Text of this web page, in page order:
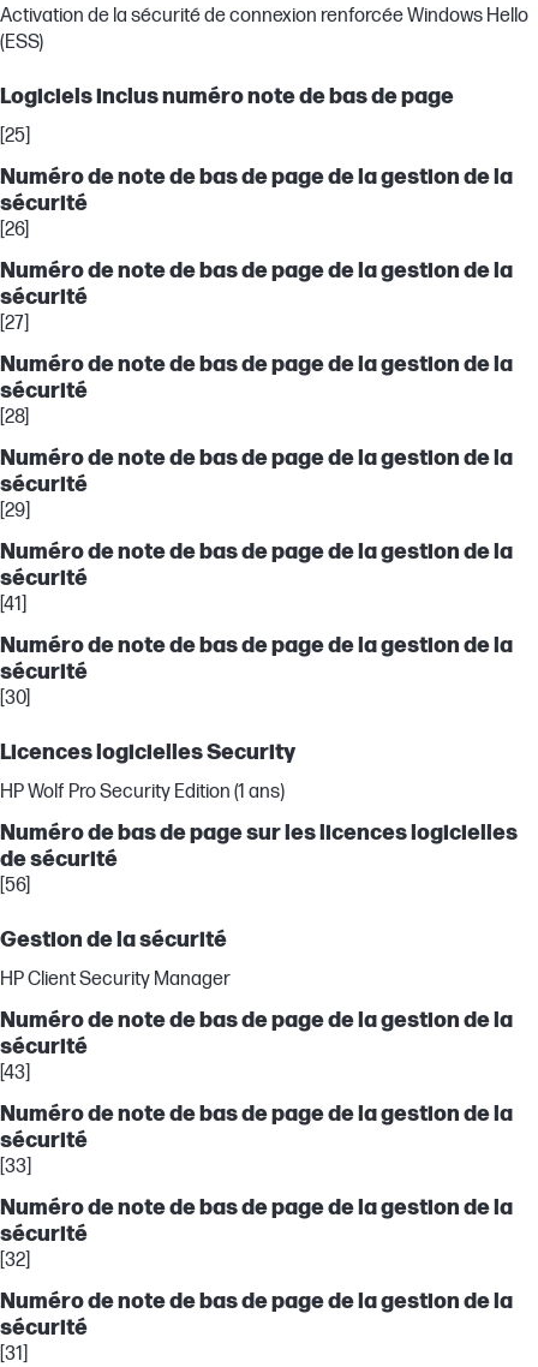
Activation de la sécurité de connexion renforcée Windows Hello
(ESS)
Logiciels inclus numéro note de bas de page
[25]
Numéro de note de bas de page de la gestion de la
sécurité
[26]
Numéro de note de bas de page de la gestion de la
sécurité
[27]
Numéro de note de bas de page de la gestion de la
sécurité
[28]
Numéro de note de bas de page de la gestion de la
sécurité
[29]
Numéro de note de bas de page de la gestion de la
sécurité
[41]
Numéro de note de bas de page de la gestion de la
sécurité
[30]
Licences logicielles Security
HP Wolf Pro Security Edition (1 ans)
Numéro de bas de page sur les licences logicielles
de sécurité
[56]
Gestion de la sécurité
HP Client Security Manager
Numéro de note de bas de page de la gestion de la
sécurité
[43]
Numéro de note de bas de page de la gestion de la
sécurité
[33]
Numéro de note de bas de page de la gestion de la
sécurité
[32]
Numéro de note de bas de page de la gestion de la
sécurité
[31]